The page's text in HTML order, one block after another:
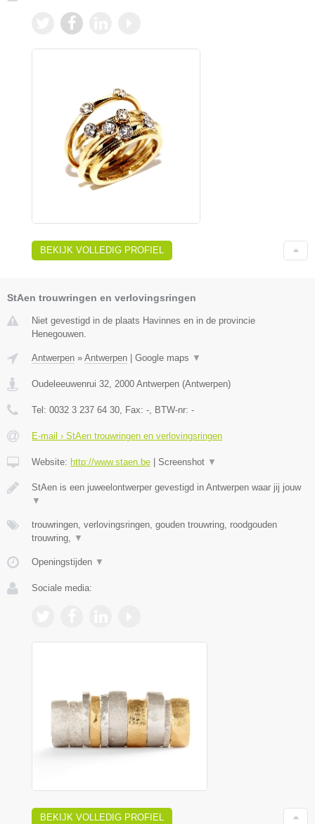
BEKIJK VOLLEDIG PROFIEL
StAen trouwringen en verlovingsringen
Niet gevestigd in de plaats Havinnes en in de provincie
Henegouwen.
Antwerpen » Antwerpen Google maps ▼
Oudeleeuwenrui 32, 2000 Antwerpen (Antwerpen)
Tel: 0032 3 237 64 30, Fax: -, BTW-nr: -
E-mail › StAen trouwringen en verlovingsringen
Website: http://www.staen.be Screenshot ▼
StAen is een juweelontwerper gevestigd in Antwerpen waar jij jouw
▼
trouwringen, verlovingsringen, gouden trouwring, roodgouden
trouwring, ▼
Openingstijden ▼
Sociale media:
BEKIJK VOLLEDIG PROFIEL